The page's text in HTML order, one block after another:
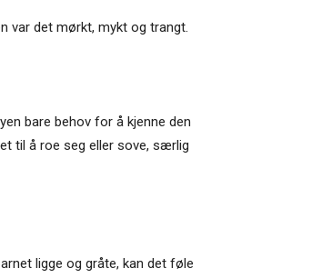
var det mørkt, mykt og trangt.
bare behov for å kjenne den
til å roe seg eller sove, særlig
ligge og gråte, kan det føle